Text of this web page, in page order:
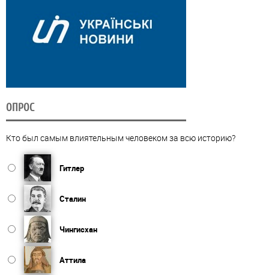
ОПРОС
Кто был самым влиятельным человеком за всю историю?
Гитлер
Сталин
Чингисхан
Аттила